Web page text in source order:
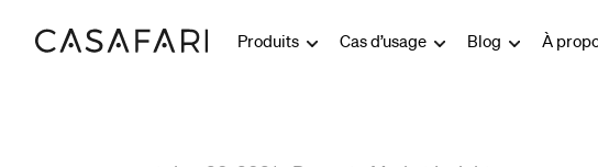
Produits Cas d’usage Blog À